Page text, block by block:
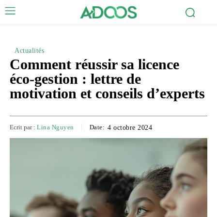
Actualités
Comment réussir sa licence
éco-gestion : lettre de
motivation et conseils d’experts
Ecrit par : Lina Nguyen Date: 4 octobre 2024